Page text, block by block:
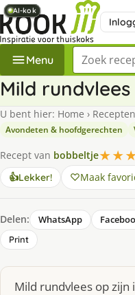
Menu Zoek een
Mild
U bent hier: Home › Recepten
Avondeten & hoofdgerechten
Recept van bobbeltje
👍Lekker! Maak
Delen: WhatsApp
Print
Mild rundvlees op zijn
AI-kok
AI-kok
AI-kok
AI-kok
AI-kok
AI-kok